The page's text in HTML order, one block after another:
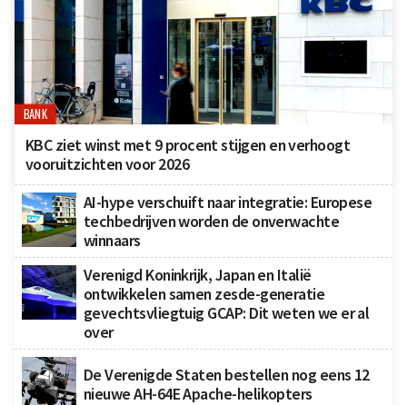
BANK
KBC ziet winst met 9 procent stijgen en verhoogt
vooruitzichten voor 2026
AI-hype verschuift naar integratie: Europese
techbedrijven worden de onverwachte
winnaars
Verenigd Koninkrijk, Japan en Italië
ontwikkelen samen zesde-generatie
gevechtsvliegtuig GCAP: Dit weten we er al
over
De Verenigde Staten bestellen nog eens 12
nieuwe AH-64E Apache-helikopters